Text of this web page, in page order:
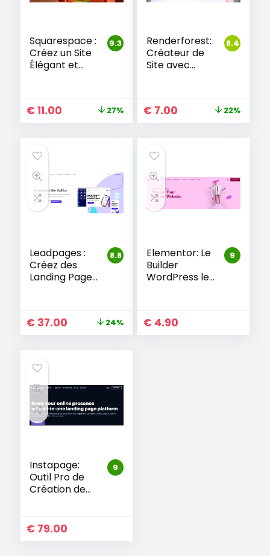
9.3
Squarespace :
Créez un Site
Élégant et
€ 11.00 27%
8.4
Renderforest:
Créateur de
Site avec
€ 7.00 22%
8.8
Leadpages :
Créez des
Landing Pages
€ 37.00 24%
9
Elementor: Le
Builder
WordPress le
€ 4.90
9
Instapage:
Outil Pro de
Création de
€ 79.00